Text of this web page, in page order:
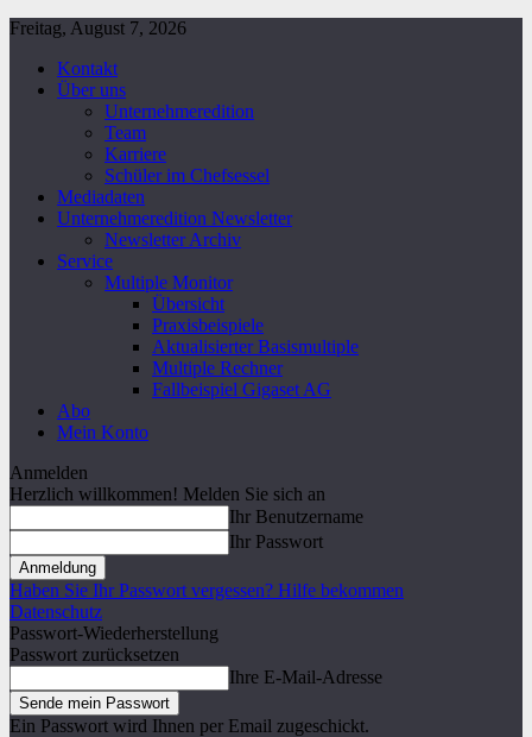
Freitag, August 7, 2026
Kontakt
Über uns
Unternehmeredition
Team
Karriere
Schüler im Chefsessel
Mediadaten
Unternehmeredition Newsletter
Newsletter Archiv
Service
Multiple Monitor
Übersicht
Praxisbeispiele
Aktualisierter Basismultiple
Multiple Rechner
Fallbeispiel Gigaset AG
Abo
Mein Konto
Anmelden
Herzlich willkommen! Melden Sie sich an
Ihr Benutzername
Ihr Passwort
Haben Sie Ihr Passwort vergessen? Hilfe bekommen
Datenschutz
Passwort-Wiederherstellung
Passwort zurücksetzen
Ihre E-Mail-Adresse
Ein Passwort wird Ihnen per Email zugeschickt.